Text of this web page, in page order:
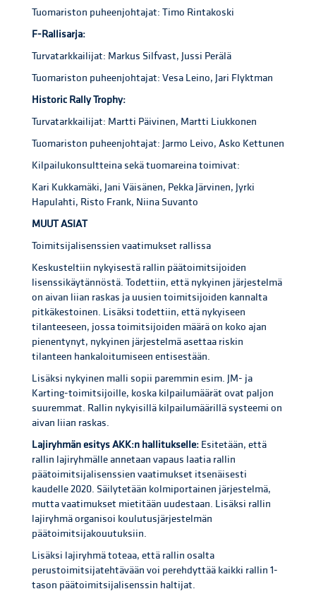
Tuomariston puheenjohtajat: Timo Rintakoski
F-Rallisarja:
Turvatarkkailijat: Markus Silfvast, Jussi Perälä
Tuomariston puheenjohtajat: Vesa Leino, Jari Flyktman
Historic Rally Trophy:
Turvatarkkailijat: Martti Päivinen, Martti Liukkonen
Tuomariston puheenjohtajat: Jarmo Leivo, Asko Kettunen
Kilpailukonsultteina sekä tuomareina toimivat:
Kari Kukkamäki, Jani Väisänen, Pekka Järvinen, Jyrki
Hapulahti, Risto Frank, Niina Suvanto
MUUT ASIAT
Toimitsijalisenssien vaatimukset rallissa
Keskusteltiin nykyisestä rallin päätoimitsijoiden
lisenssikäytännöstä. Todettiin, että nykyinen järjestelmä
on aivan liian raskas ja uusien toimitsijoiden kannalta
pitkäkestoinen. Lisäksi todettiin, että nykyiseen
tilanteeseen, jossa toimitsijoiden määrä on koko ajan
pienentynyt, nykyinen järjestelmä asettaa riskin
tilanteen hankaloitumiseen entisestään.
Lisäksi nykyinen malli sopii paremmin esim. JM- ja
Karting-toimitsijoille, koska kilpailumäärät ovat paljon
suuremmat. Rallin nykyisillä kilpailumäärillä systeemi on
aivan liian raskas.
Lajiryhmän esitys AKK:n hallitukselle: Esitetään, että
rallin lajiryhmälle annetaan vapaus laatia rallin
päätoimitsijalisenssien vaatimukset itsenäisesti
kaudelle 2020. Säilytetään kolmiportainen järjestelmä,
mutta vaatimukset mietitään uudestaan. Lisäksi rallin
lajiryhmä organisoi koulutusjärjestelmän
päätoimitsijakouutuksiin.
Lisäksi lajiryhmä toteaa, että rallin osalta
perustoimitsijatehtävään voi perehdyttää kaikki rallin 1-
tason päätoimitsijalisenssin haltijat.